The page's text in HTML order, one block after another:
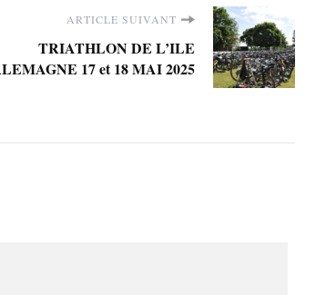
ARTICLE SUIVANT
TRIATHLON DE L’ILE
17 et 18 MAI 2025